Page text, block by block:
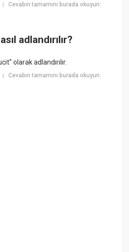
|Cevabın tamamını burada okuyun:
adlandırılır?
olarak adlandırılır.
|Cevabın tamamını burada okuyun: